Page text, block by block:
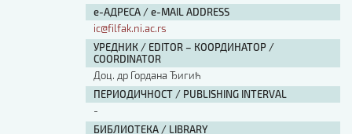
е-АДРЕСА / e-MAIL ADDRESS
ic@filfak.ni.ac.rs
УРЕДНИК / EDITOR – КООРДИНАТОР /
COORDINATOR
Доц. др Гордана Ђигић
ПЕРИОДИЧНОСТ / PUBLISHING INTERVAL
-
БИБЛИОТЕКА / LIBRARY